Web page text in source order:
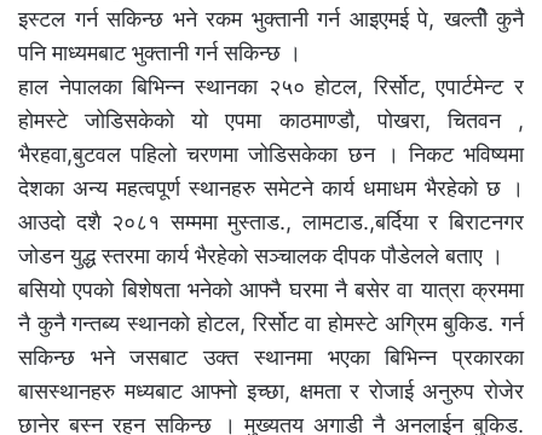
इस्टल गर्न सकिन्छ भने रकम भुक्तानी गर्न आइएमई पे, खल्तीे कुनै
पनि माध्यमबाट भुक्तानी गर्न सकिन्छ ।
हाल नेपालका बिभिन्न स्थानका २५० होटल, रिर्सोट, एपार्टमेन्ट र
होमस्टे जोडिसकेको यो एपमा काठमाण्डौ, पोखरा, चितवन ,
भैरहवा,बुटवल पहिलो चरणमा जोडिसकेका छन । निकट भविष्यमा
देशका अन्य महत्वपूर्ण स्थानहरु समेटने कार्य धमाधम भैरहेको छ ।
आउदो दशै २०८१ सम्ममा मुस्ताड., लामटाड.,बर्दिया र बिराटनगर
जोडन युद्ध स्तरमा कार्य भैरहेको सञ्चालक दीपक पौडेलले बताए ।
बसियो एपको बिशेषता भनेको आफ्नै घरमा नै बसेर वा यात्रा क्रममा
नै कुनै गन्तब्य स्थानको होटल, रिर्सोट वा होमस्टे अग्रिम बुकिड. गर्न
सकिन्छ भने जसबाट उक्त स्थानमा भएका बिभिन्न प्रकारका
बासस्थानहरु मध्यबाट आफ्नो इच्छा, क्षमता र रोजाई अनुरुप रोजेर
छानेर बस्न रहन सकिन्छ । मुख्यतय अगाडी नै अनलाईन बुकिड.